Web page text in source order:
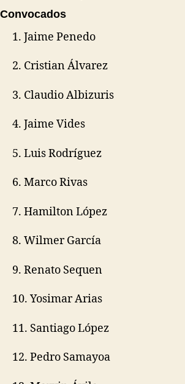
Convocados
1. Jaime Penedo
2. Cristian Álvarez
3. Claudio Albizuris
4. Jaime Vides
5. Luis Rodríguez
6. Marco Rivas
7. Hamilton López
8. Wilmer García
9. Renato Sequen
10. Yosimar Arias
11. Santiago López
12. Pedro Samayoa